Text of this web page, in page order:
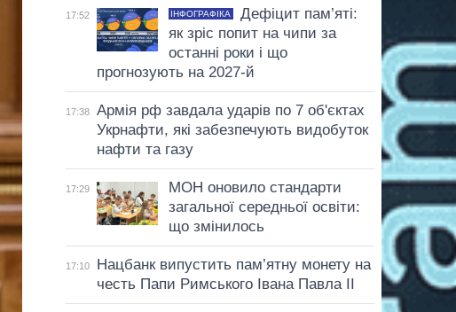
17:52 ІНФОГРАФІКА
Дефіцит пам’яті:
як зріс попит на чипи за
останні роки і що
прогнозують на 2027-й
17:38
Армія рф завдала ударів по 7 об'єктах
Укрнафти, які забезпечують видобуток
нафти та газу
17:29
МОН оновило стандарти
загальної середньої освіти:
що змінилось
17:10
Нацбанк випустить пам’ятну монету на
честь Папи Римського Івана Павла II